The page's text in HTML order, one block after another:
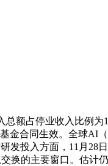
额占停业收入比例为
合同生效。全球AI
投入方面，11月28
换的主要窗口。估计